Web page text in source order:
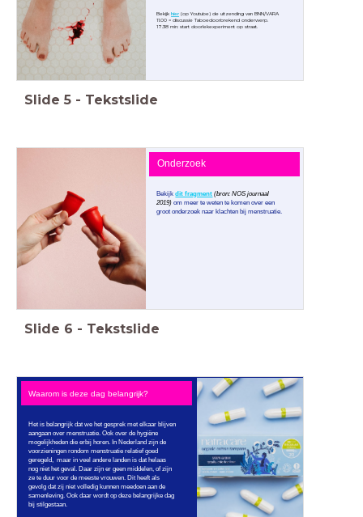
Bekijkhier (op Youtube) de uitzending van BNN/VARA
11.00 = discussie Taboedoorbrekend onderwerp.
17.38 min: start doorlekexperiment op straat.
Slide 5 - Tekstslide
Bekijk dit fragment (bron: NOS journaal
2019) om meer te weten te komen over een
groot onderzoek naar klachten bij menstruatie.
Onderzoek
Slide 6 - Tekstslide
Het is belangrijk dat we het gesprek met elkaar blijven
aangaan over menstruatie. Ook over de hygiëne
mogelijkheden die erbij horen. In Nederland zijn de
voorzieningen rondom menstruatie relatief goed
geregeld, maar in veel andere landen is dat helaas
nog niet het geval. Daar zijn er geen middelen, of zijn
ze te duur voor de meeste vrouwen. Dit heeft als
gevolg dat zij niet volledig kunnen meedoen aan de
samenleving. Ook daar wordt op deze belangrijke dag
bij stilgestaan.
Waarom is deze dag belangrijk?